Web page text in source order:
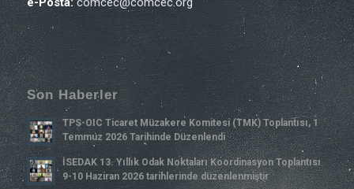
Son Haberler
TPS-OIC Ticaret Müzakere Komitesi (TMK) Toplantısı, 1
Temmuz 2026 Tarihinde Düzenlendi
İSEDAK 13. Yıllık Odak Noktaları Koordinasyon Toplantısı
9-10 Haziran 2026 tarihlerinde düzenlenmiştir